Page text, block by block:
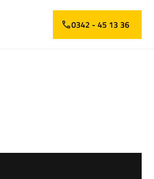
0342 - 45 13 36